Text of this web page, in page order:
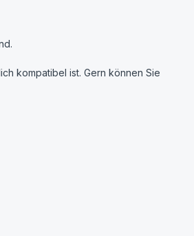
kompatibel ist. Gern können Sie